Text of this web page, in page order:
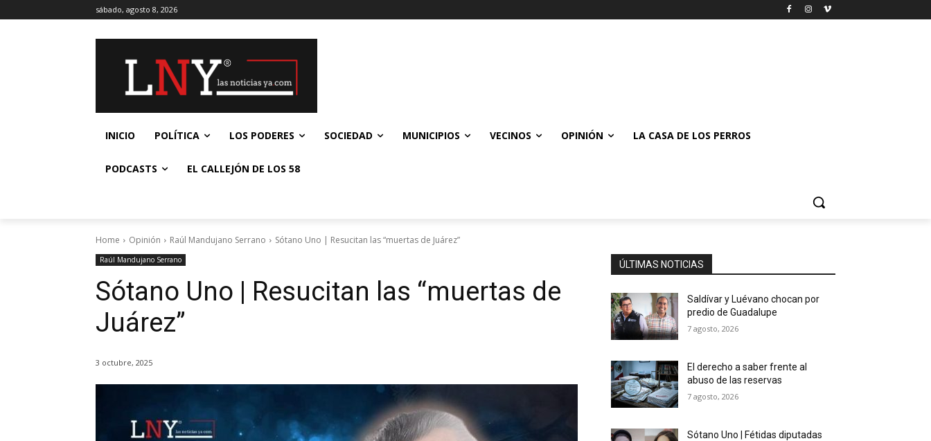
sábado, agosto 8, 2026
INICIO POLÍTICA LOS PODERES SOCIEDAD MUNICIPIOS VECINOS OPINIÓN LA CASA DE LOS PERROS
PODCASTS EL CALLEJÓN DE LOS 58
Home Opinión Raúl Mandujano Serrano Sótano Uno | Resucitan las “muertas de Juárez”
Raúl Mandujano Serrano
Sótano Uno | Resucitan las “muertas de
Juárez”
3 octubre, 2025
ÚLTIMAS NOTICIAS
Saldívar y Luévano chocan por
predio de Guadalupe
7 agosto, 2026
El derecho a saber frente al
abuso de las reservas
7 agosto, 2026
Sótano Uno | Fétidas diputadas